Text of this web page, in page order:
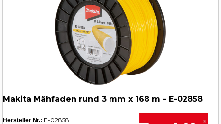
Makita Mähfaden rund 3 mm x 168 m - E-02858
Hersteller Nr.: E-02858